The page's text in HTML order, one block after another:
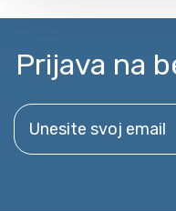
Prijava na
Unesite svoj email